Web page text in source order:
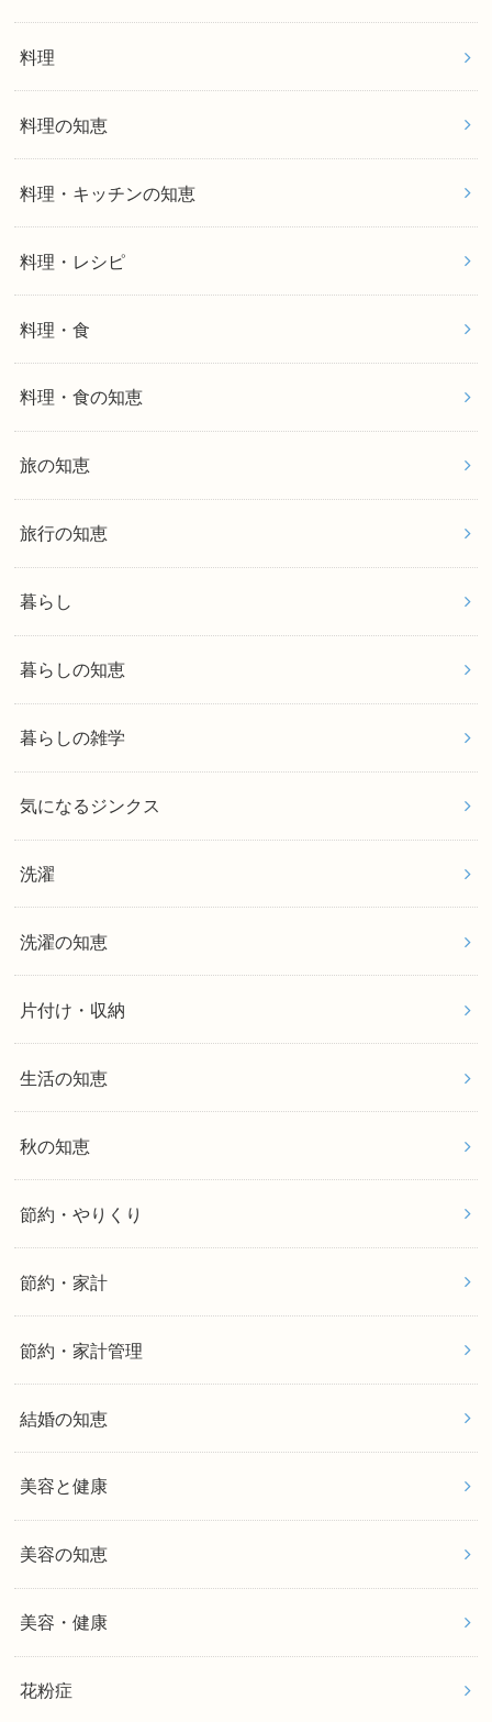
料理
料理の知恵
料理・キッチンの知恵
料理・レシピ
料理・食
料理・食の知恵
旅の知恵
旅行の知恵
暮らし
暮らしの知恵
暮らしの雑学
気になるジンクス
洗濯
洗濯の知恵
片付け・収納
生活の知恵
秋の知恵
節約・やりくり
節約・家計
節約・家計管理
結婚の知恵
美容と健康
美容の知恵
美容・健康
花粉症